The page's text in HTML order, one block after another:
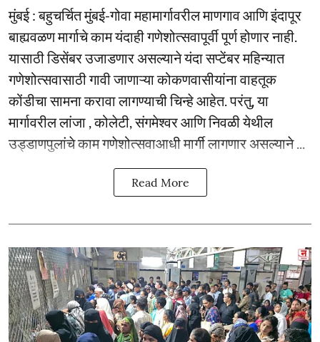
मुंबई : बहुचर्चित मुंबई-गोवा महामार्गावरील माणगाव आणि इंदापूर
बाह्यवळण मार्गाचे काम यंदाही गणेशोत्सवापूर्वी पूर्ण होणार नाही.
यासाठी डिसेंबर उजाडणार असल्याने यंदा सप्टेंबर महिन्यात
गणेशोत्सवासाठी गावी जाणाऱ्या कोकणवासीयांना वाहतूक
कोंडीचा सामना करावा लागण्याची चिन्हे आहेत. परंतु, या
मार्गावरील लांजा , कोलेटी, संगमेश्वर आणि निवळी येथील
उड्डाणपुलांचे काम गणेशोत्सवाआधी मार्गी लागणार असल्याने ...
Read More